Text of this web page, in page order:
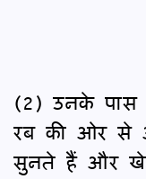
(2) उनके पास
रब की ओर से
सुनते हैं और